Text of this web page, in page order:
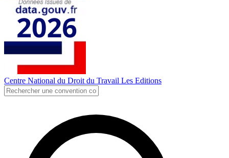
Centre National du Droit du Travail Les Editions